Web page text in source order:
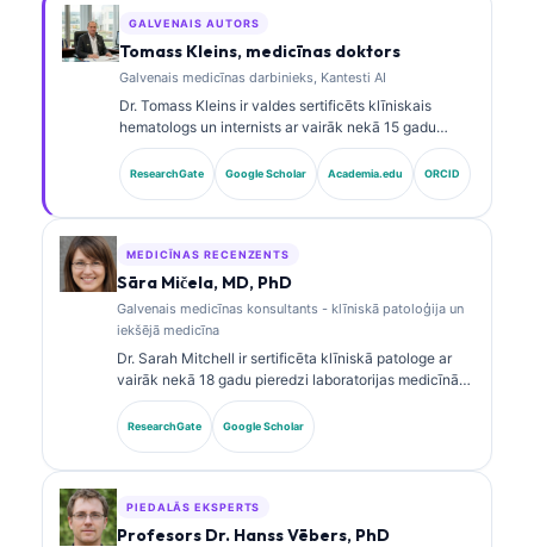
GALVENAIS AUTORS
Tomass Kleins, medicīnas doktors
Galvenais medicīnas darbinieks, Kantesti AI
Dr. Tomass Kleins ir valdes sertificēts klīniskais
hematologs un internists ar vairāk nekā 15 gadu
pieredzi laboratorijas medicīnā un ar AI atbalstītā
klīniskā analīzē. Kā Kantesti AI galvenais medicīnas
darbinieks viņš nodrošina klīnisku uzraudzību par
interpretāciju un laboratorijas diagnostiku
laboratorijas medicīnas jomā.
ResearchGate Google Scholar Academia.edu ORCID
MEDICĪNAS RECENZENTS
Sāra Mičela, MD, PhD
Galvenais medicīnas konsultants - klīniskā patoloģija un
iekšējā medicīna
Dr. Sarah Mitchell ir sertificēta klīniskā patologe ar
vairāk nekā 18 gadu pieredzi laboratorijas medicīnā
un diagnostikas analīzē. Viņai ir specializētas
sertifikācijas klīniskajā ķīmijā, un viņa plaši
publicējusi pētījumus par biomarķieru paneļiem un
ResearchGate Google Scholar
PIEDALĀS EKSPERTS
Profesors Dr. Hanss Vēbers, PhD